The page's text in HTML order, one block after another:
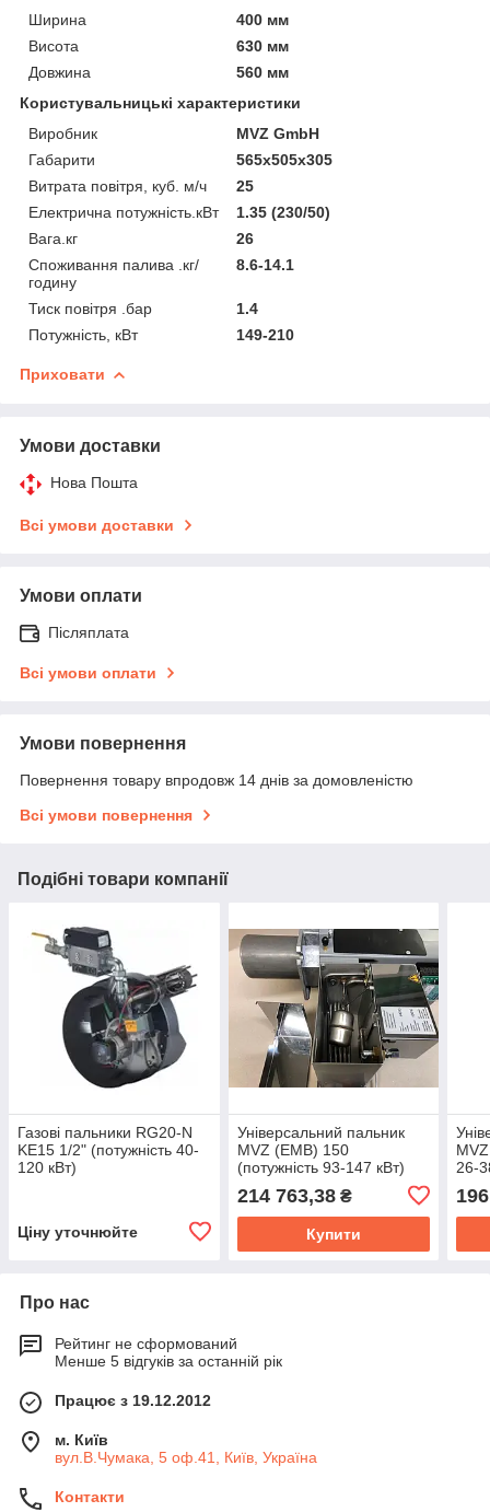
Ширина
400 мм
Висота
630 мм
Довжина
560 мм
Користувальницькі характеристики
Виробник
MVZ GmbH
Габарити
565x505x305
Витрата повітря, куб. м/ч
25
Електрична потужність.кВт
1.35 (230/50)
Вага.кг
26
Споживання палива .кг/
годину
8.6-14.1
Тиск повітря .бар
1.4
Потужність, кВт
149-210
Приховати
Умови доставки
Нова Пошта
Всі умови доставки
Умови оплати
Післяплата
Всі умови оплати
Умови повернення
Повернення товару впродовж 14 днів за домовленістю
Всі умови повернення
Подібні товари компанії
Газові пальники RG20-N
KE15 1/2" (потужність 40-
120 кВт)
Ціну уточнюйте
Універсальний пальник
MVZ (EMB) 150
(потужність 93-147 кВт)
214 763,38₴
Купити
26-
Про нас
Рейтинг не сформований
Менше 5 відгуків за останній рік
Працює з 19.12.2012
м. Київ
вул.В.Чумака, 5 оф.41, Київ, Україна
Контакти